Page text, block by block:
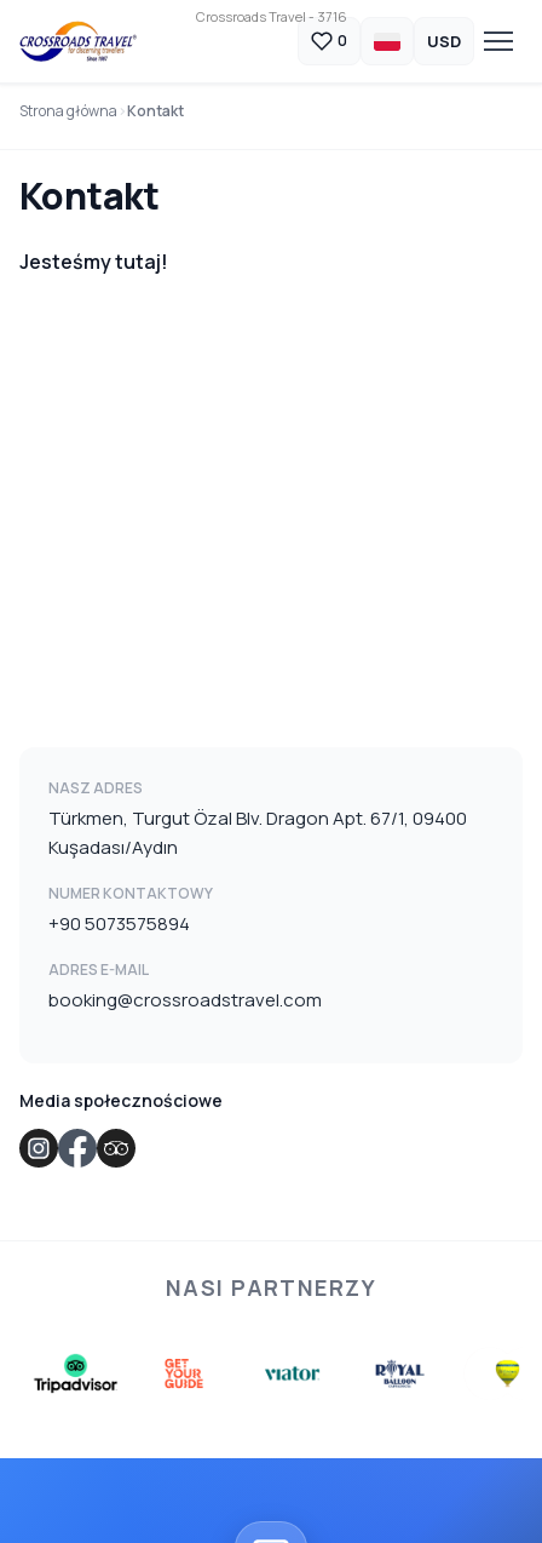
Crossroads Travel - 3716
0 USD
Strona główna Kontakt
Kontakt
Jesteśmy tutaj!
NASZ ADRES
Türkmen, Turgut Özal Blv. Dragon Apt. 67/1, 09400
Kuşadası/Aydın
NUMER KONTAKTOWY
+90 5073575894
ADRES E-MAIL
booking@crossroadstravel.com
Media społecznościowe
NASI PARTNERZY